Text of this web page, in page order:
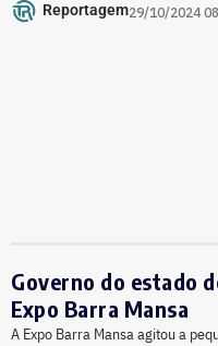
Reportagem29/10/2024
Governo do estado
Expo Barra Mansa
A Expo Barra Mansa agitou a